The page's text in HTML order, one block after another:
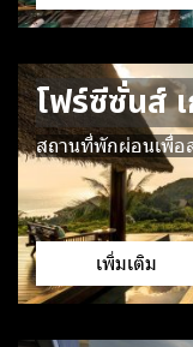
โฟร์ซีซั่นส์
สถานที่พักผ่อนเพื่อ
เพิ่มเติม